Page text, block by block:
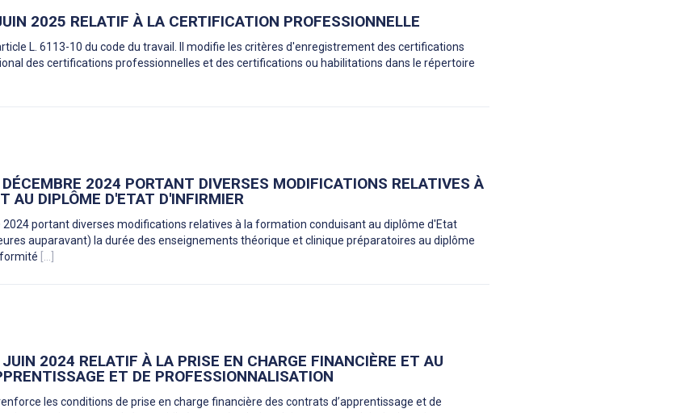
2025 RELATIF À LA CERTIFICATION PROFESSIONNELLE
L. 6113-10 du code du travail. Il modifie les critères d'enregistrement des certifications
des certifications professionnelles et des certifications ou habilitations dans le répertoire
2024 PORTANT DIVERSES MODIFICATIONS RELATIVES À
AU DIPLÔME D'ETAT D'INFIRMIER
2024 portant diverses modifications relatives à la formation conduisant au diplôme d'Etat
auparavant) la durée des enseignements théorique et clinique préparatoires au diplôme
[...]
2024 RELATIF À LA PRISE EN CHARGE FINANCIÈRE ET AU
ET DE PROFESSIONNALISATION
les conditions de prise en charge financière des contrats d’apprentissage et de